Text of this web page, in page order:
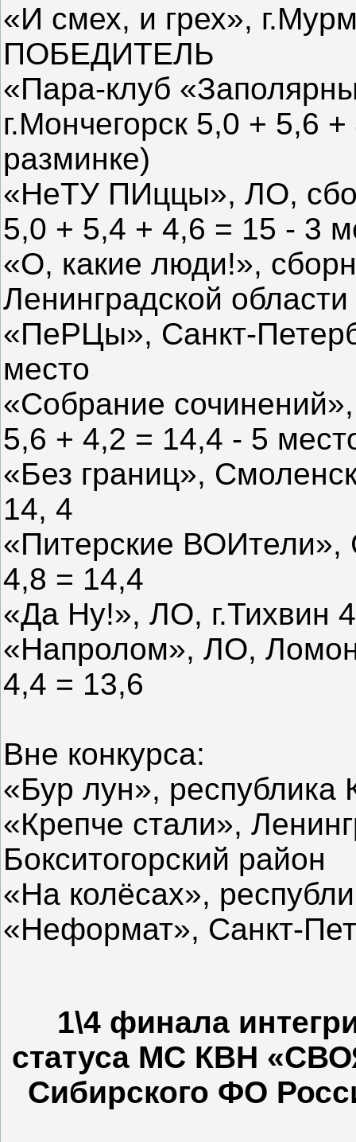
«И смех, и грех»,
ПОБЕДИТЕЛЬ
«Пара-клуб
г.Мончегорск 5,0 + 5,6
разминке)
«НеТУ ПИццы», ЛО,
5,0 + 5,4 + 4,6 = 15 - 3
«О, какие люди!»,
Ленинградской
«ПеРЦы», Санкт-
место
«Собрание
5,6 + 4,2 = 14,4 - 5
«Без границ»,
14, 4
«Питерские ВОИтели»,
4,8 = 14,4
«Да Ну!», ЛО, г.Тихвин
«Напролом», ЛО,
4,4 = 13,6
Вне конкурса:
«Бур лун»,
«Крепче стали»,
Бокситогорский район
«На колёсах»,
«Неформат», Санкт-
1\4 финала
статуса МС КВН
Сибирского ФО